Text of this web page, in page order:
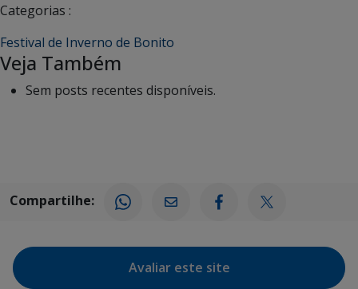
Categorias :
Festival de Inverno de Bonito
Veja Também
Sem posts recentes disponíveis.
Compartilhe:
Avaliar este site